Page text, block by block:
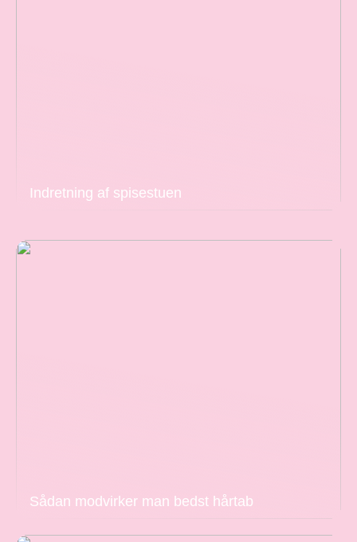
Indretning af spisestuen
Sådan modvirker man bedst hårtab